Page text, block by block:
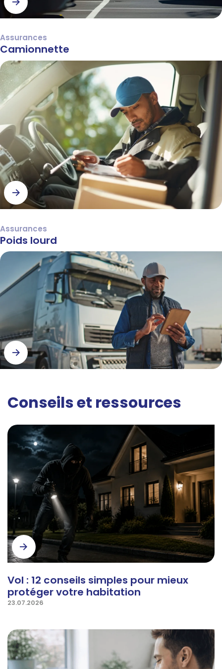
Assurances
Camionnette
Assurances
Poids lourd
Conseils et ressources
Vol : 12 conseils simples pour mieux
protéger votre habitation
23.07.2026